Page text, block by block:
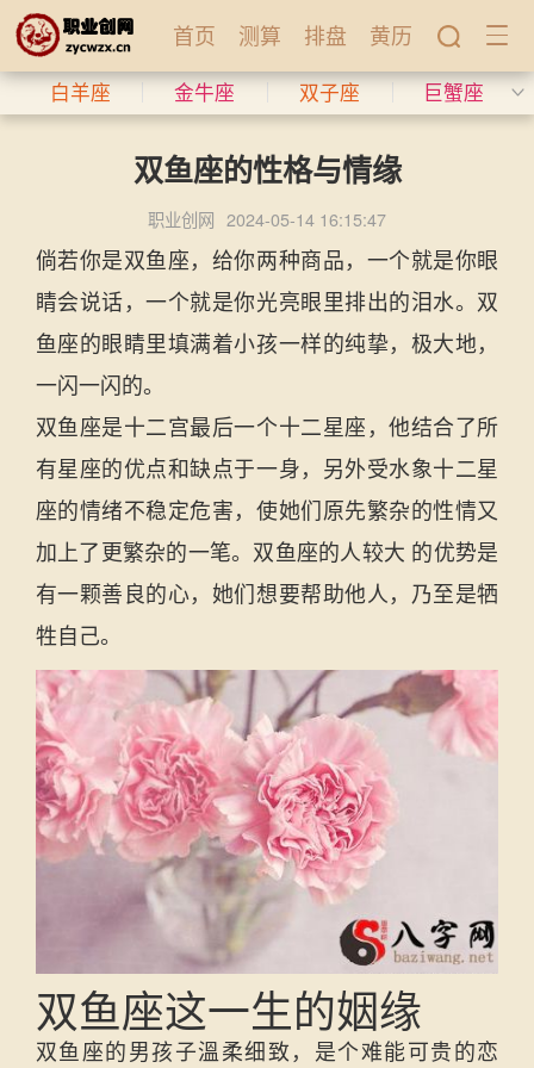
首页 测算 排盘 黄历
白羊座 金牛座 双子座 巨蟹座
双鱼座的性格与情缘
职业创网 2024-05-14 16:15:47
倘若你是双鱼座，给你两种商品，一个就是你眼
睛会说话，一个就是你光亮眼里排出的泪水。双
鱼座的眼睛里填满着小孩一样的纯挚，极大地，
一闪一闪的。
双鱼座是十二宫最后一个十二星座，他结合了所
有星座的优点和缺点于一身，另外受水象十二星
座的情绪不稳定危害，使她们原先繁杂的性情又
加上了更繁杂的一笔。双鱼座的人较大 的优势是
有一颗善良的心，她们想要帮助他人，乃至是牺
牲自己。
双鱼座这一生的姻缘
双鱼座的男孩子溫柔细致，是个难能可贵的恋